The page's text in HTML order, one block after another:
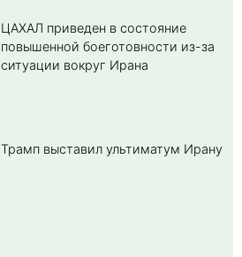
ЦАХАЛ приведен в состояние
повышенной боеготовности из-за
ситуации вокруг Ирана
Трамп выставил ультиматум Ирану